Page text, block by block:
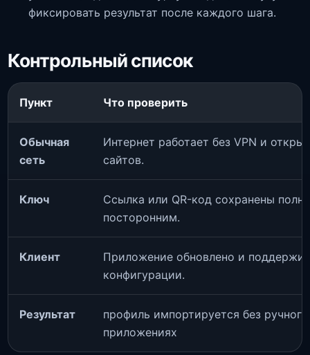
фиксировать результат после каждого шага.
Контрольный список
Пункт Что проверить
Обычная
сеть
Интернет работает без VPN и
сайтов.
Ключ
Ссылка или QR-код сохранены
посторонним.
Клиент
Приложение обновлено и
конфигурации.
Результат
профиль импортируется без
приложениях